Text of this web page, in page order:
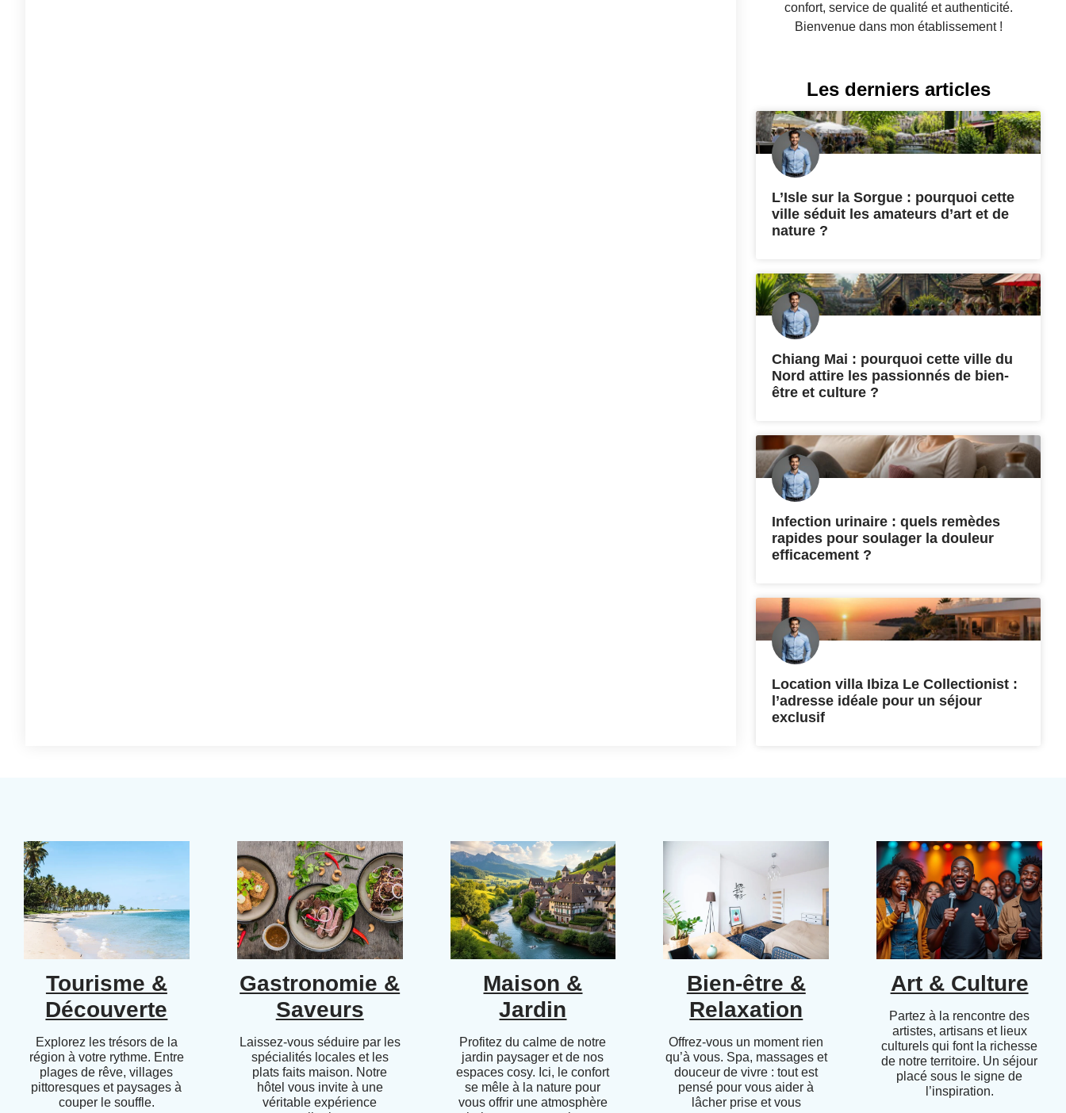
confort, service de qualité et authenticité.
Bienvenue dans mon établissement !
Les derniers articles
L’Isle sur la Sorgue : pourquoi cette
ville séduit les amateurs d’art et de
nature ?
Chiang Mai : pourquoi cette ville du
Nord attire les passionnés de bien-
être et culture ?
Infection urinaire : quels remèdes
rapides pour soulager la douleur
efficacement ?
Location villa Ibiza Le Collectionist :
l’adresse idéale pour un séjour
exclusif
Tourisme &
Découverte
Explorez les trésors de la
région à votre rythme. Entre
plages de rêve, villages
pittoresques et paysages à
couper le souffle.
Gastronomie &
Saveurs
Laissez-vous séduire par les
spécialités locales et les
plats faits maison. Notre
hôtel vous invite à une
véritable expérience
Maison &
Jardin
Profitez du calme de notre
jardin paysager et de nos
espaces cosy. Ici, le confort
se mêle à la nature pour
vous offrir une atmosphère
Bien-être &
Relaxation
Offrez-vous un moment rien
qu’à vous. Spa, massages et
douceur de vivre : tout est
pensé pour vous aider à
lâcher prise et vous
Art & Culture
Partez à la rencontre des
artistes, artisans et lieux
culturels qui font la richesse
de notre territoire. Un séjour
placé sous le signe de
l’inspiration.